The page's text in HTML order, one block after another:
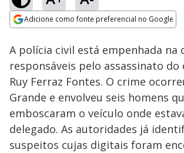
Adicione como fonte preferencial no Google
Ativar
Loaded:
5.44%
A polícia civil está empenhada na
responsáveis pelo assassinato do
Ruy Ferraz Fontes. O crime
Grande e envolveu seis homens
emboscaram o veículo onde
delegado. As autoridades já
suspeitos cujas digitais foram